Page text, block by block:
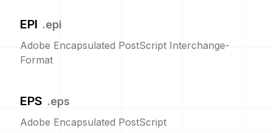
EPI .epi
Adobe Encapsulated PostScript Interchange-
Format
EPS .eps
Adobe Encapsulated PostScript